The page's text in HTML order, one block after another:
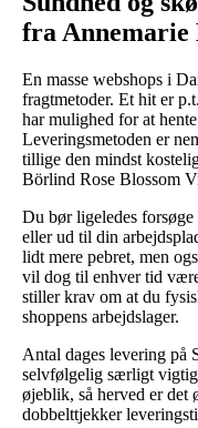
fra Annemarie
En masse webshops i
fragtmetoder. Et hit er
har mulighed for at
Leveringsmetoden er
tillige den mindst
Börlind Rose Blossom
Du bør ligeledes
eller ud til din
lidt mere pebret, men
vil dog til enhver tid
stiller krav om at du
shoppens arbejdslager.
Antal dages levering på
selvfølgelig særligt
øjeblik, så herved er det
dobbelttjekker